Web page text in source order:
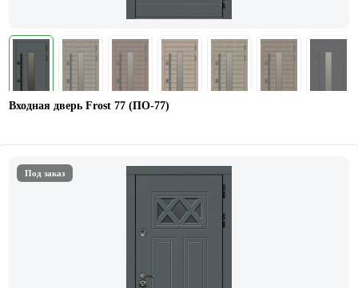
Входная дверь Frost 77 (ПО-77)
Под заказ